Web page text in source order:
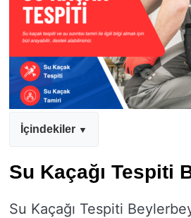
İçindekiler
Su Kaçağı Tespiti
Su Kaçağı Tespiti